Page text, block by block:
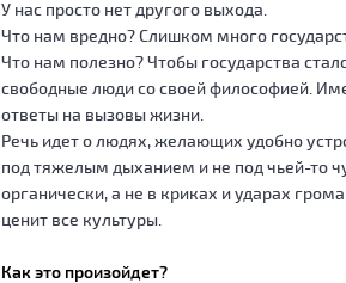
У нас просто нет другого выхода.
Что нам вредно? Слишком много
Что нам полезно? Чтобы государства
свободные люди со своей философией.
ответы на вызовы жизни.
Речь идет о людях, желающих удобно
под тяжелым дыханием и не под чьей-то
органически, а не в криках и ударах
ценит все культуры.
Как это произойдет?